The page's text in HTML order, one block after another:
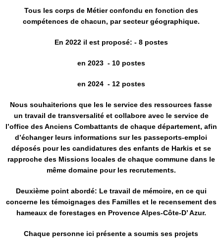
Tous les corps de Métier confondu en fonction des
compétences de chacun, par secteur géographique.
En 2022 il est proposé: - 8 postes
en 2023 - 10 postes
en 2024 - 12 postes
Nous souhaiterions que les le service des ressources fasse
un travail de transversalité et collabore avec le service de
l’office des Anciens Combattants de chaque département, afin
d’échanger leurs informations sur les passeports-emploi
déposés pour les candidatures des enfants de Harkis et se
rapproche des Missions locales de chaque commune dans le
même domaine pour les recrutements.
Deuxième point abordé: Le travail de mémoire, en ce qui
concerne les témoignages des Familles et le recensement des
hameaux de forestages en Provence Alpes-Côte-D’ Azur.
Chaque personne ici présente a soumis ses projets